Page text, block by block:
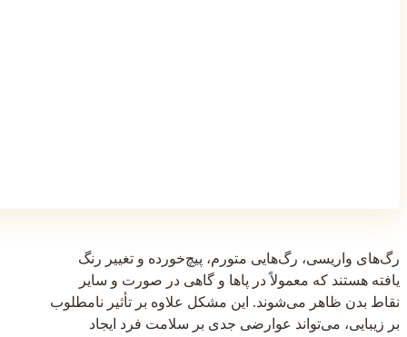
رگ‌های واریسی، رگ‌هایی متورم، پیچ‌خورده و تغییر رنگ
یافته هستند که معمولاً در پاها و گاهی در صورت و سایر
نقاط بدن ظاهر می‌شوند. این مشکل علاوه بر تأثیر نامطلوب
بر زیبایی، می‌تواند عوارضی جدی بر سلامت فرد ایجاد